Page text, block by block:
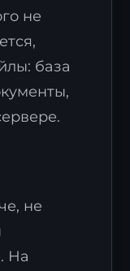
не
база
не
На